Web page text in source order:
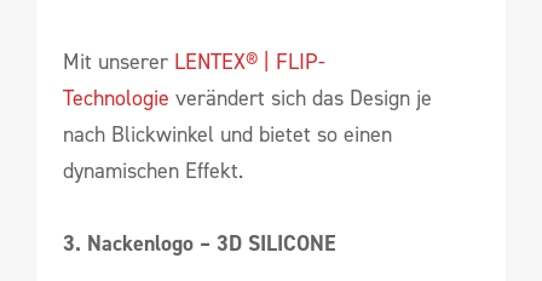
Mit unserer LENTEX® | FLIP-
Technologie verändert sich das Design je
nach Blickwinkel und bietet so einen
dynamischen Effekt.
3. Nackenlogo – 3D SILICONE